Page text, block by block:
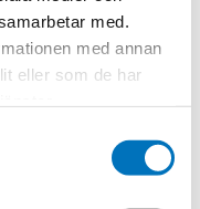
med.
med annan
eller som de har